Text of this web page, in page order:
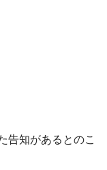
告知があるとのこ